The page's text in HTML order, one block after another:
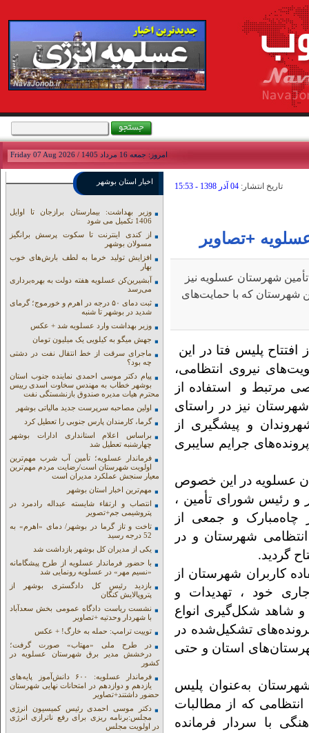
امروز: جمعه 16 مرداد 1405 / Friday 07 Aug 2026
تاريخ انتشار: 04 آذر 1398 - 15:53
+تصاویر
شهرستان عسلویه نیز
شهرستان که با حمایت‌های
پلیس فتا در این
نیروی انتظامی،
مرتبط و استفاده از
نیز در راستای
و پیشگیری از
جرایم سایبری
عسلویه در این خصوص
و رئیس شورای تأمین ،
چاه‌مبارک و جمعی از
شهرستان و در
گردید.
کاربران شهرستان از
خود ، تهدیدات و
و شاهد شکل‌گیری انواع
تشکیل‌شده در
استان و حتی
به‌عنوان پلیس
که از مطالبات
با سردار فرمانده
اخبار استان بوشهر
وزیر بهداشت: بیمارستان برازجان تا اوایل
1406 تکمیل می شود
از کندی اینترنت تا سکوت پرسش برانگیز
مسولان بوشهر
افزایش تولید خرما به لطف بارش‌های خوب
بهار
آبشیرین‌کن عسلویه هفته دولت به بهره‌برداری
می‌رسد
ثبت دمای ۵۰ درجه در اهرم و خورموج؛ گرمای
شدید در بوشهر تا شنبه
وزیر بهداشت وارد عسلویه شد + عکس
جهش میگو به کیلویی یک میلیون تومان
ماجرای سرقت از خط انتقال نفت در دشتی
چه بود؟
پیام دکتر موسی احمدی نماینده جنوب استان
بوشهر خطاب به مهندس سخاوت اسدی رییس
محترم هیات مدیره صندوق بازنشستگی نفت
اولین مصاحبه سرپرست جدید مالیاتی بوشهر
گرما، کارمندان پارس جنوبی را تعطیل کرد
براساس اعلام استانداری ادارات بوشهر
چهارشنبه تعطیل شد
فرماندار عسلویه؛ تأمین آب شرب مهم‌ترین
اولویت شهرستان است/رضایت مردم مهم‌ترین
معیار سنجش عملکرد مدیران است
مهم‌ترین اخبار استان بوشهر
انتصاب و ارتقاء شایسته عبداله رادمرد در
پتروشیمی جم+تصویر
تاخت و تاز گرما در بوشهر/ دمای «اهرم» به
52 درجه رسید
یکی از مدیران کل بوشهر بازداشت شد
با حضور فرماندار عسلویه از طرح پیشگامانه
«نسیم مهر» در عسلویه رونمایی شد
بازدید رئیس کل دادگستری بوشهر از
پتروپالایش کنگان
نشست ریاست دادگاه عمومی بخش سعدآباد
با شهردار وحدتیه +تصاویر
توییت ترامپ: حمله به خارگ! + عکس
در طرح ملی «مهتاب» صورت گرفت؛
درخشش مدیر برق شهرستان عسلویه در
کشور
فرماندار عسلویه: ۶۰۰ دانش‌آموز پایه‌های
یازدهم و دوازدهم در امتحانات نهایی شهرستان
حضور داشتند+تصاویر
دکتر موسی احمدی رئیس کمیسیون انرژی
مجلس:برنامه ریزی برای رفع ناترازی انرژی
در اولویت مجلس